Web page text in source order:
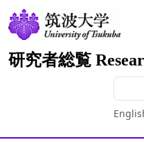
研究者総覧